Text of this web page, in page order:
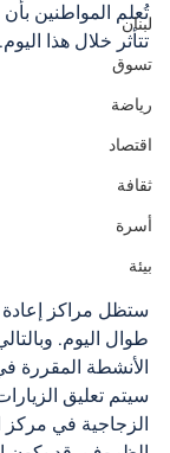
لبنان
تسوق
رياضة
اقتصاد
ثقافة
أسرة
بيئة
تُعلم المواطنين
تتأثر خلال هذا اليوم.
ستظل مراكز إعادة
طوال اليوم.
الأنشطة المقررة
سيتم تعليق
الزجاجية في